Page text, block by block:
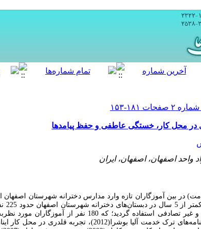
در محل کار، خستگی عاطفی و حفظ پیامدها
واحد اصفهان، اصفهان، ایران
در بین آموزگاران تازه وارد مدارس دخترانه شهرستان
شامل
این آموزگاران، از روش در دسترس و غیر تصادفی